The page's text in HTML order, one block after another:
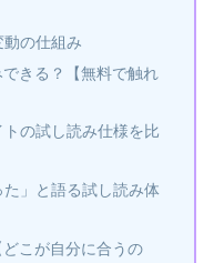
の仕組み
できる？【無料で触れ
の試し読み仕様を比
」と語る試し読み体
こが自分に合うの